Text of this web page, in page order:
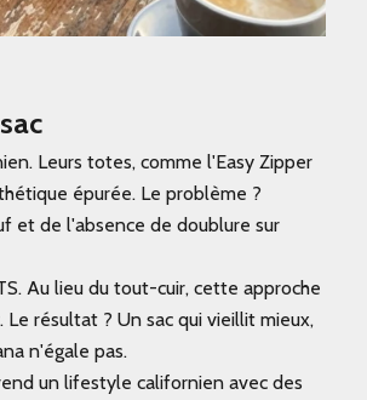
Leurs totes, comme l'Easy Zipper
épurée. Le problème ?
et de l'absence de doublure sur
. Au lieu du tout-cuir, cette approche
résultat ? Un sac qui vieillit mieux,
n'égale pas.
un lifestyle californien avec des